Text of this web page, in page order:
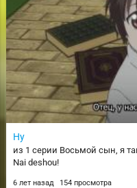
Ну
из 1 серии Восьмой сын, я
Nai deshou!
6 лет назад 154 просмотра